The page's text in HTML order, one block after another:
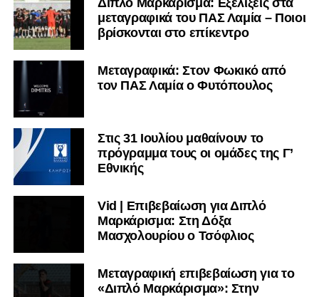
μεταγραφικά του ΠΑΣ Λαμία – Ποιοι
βρίσκονται στο επίκεντρο
Μεταγραφικά: Στον Φωκικό από
τον ΠΑΣ Λαμία ο Φυτόπουλος
Στις 31 Ιουλίου μαθαίνουν το
πρόγραμμα τους οι ομάδες της Γ’
Εθνικής
Vid | Επιβεβαίωση για Διπλό
Μαρκάρισμα: Στη Δόξα
Μασχολουρίου ο Τσόφλιος
Μεταγραφική επιβεβαίωση για το
«Διπλό Μαρκάρισμα»: Στην